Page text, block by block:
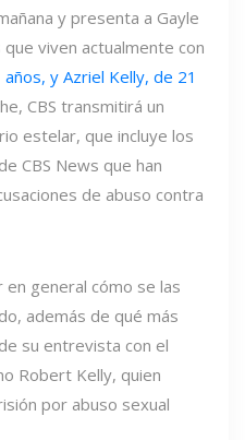
y presenta a Gayle
viven actualmente con
y Azriel Kelly, de 21
CBS transmitirá un
estelar, que incluye los
CBS News que han
de abuso contra
general cómo se las
además de qué más
su entrevista con el
Robert Kelly, quien
por abuso sexual